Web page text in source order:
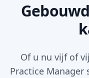
Of u nu vijf of
Practice